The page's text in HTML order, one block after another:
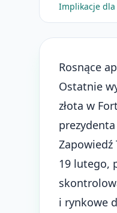
Implikacje
Rosnące
Ostatnie
złota w
Zapowiedź
19 lutego,
i rynkowe